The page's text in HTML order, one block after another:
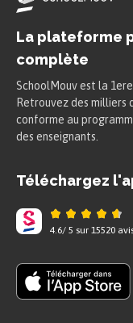
œuvres
ludique :
Du point
Vrilles de la
de simples
ordinaires.
forme, tout
La plateforme
complète
SchoolMouv est la
Retrouvez des milliers
conforme au
des enseignants.
Téléchargez
4.6/ 5 sur 15520